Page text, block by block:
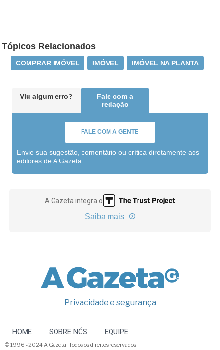
Tópicos Relacionados
COMPRAR IMÓVEL IMÓVEL IMÓVEL NA PLANTA
Viu algum erro?
Fale com a
redação
FALE COM A GENTE
Envie sua sugestão, comentário ou crítica diretamente aos
editores de A Gazeta
A Gazeta integra o
Saiba mais
Privacidade e segurança
HOME SOBRE NÓS EQUIPE
© 1996 - 2024 A Gazeta. Todos os direitos reservados